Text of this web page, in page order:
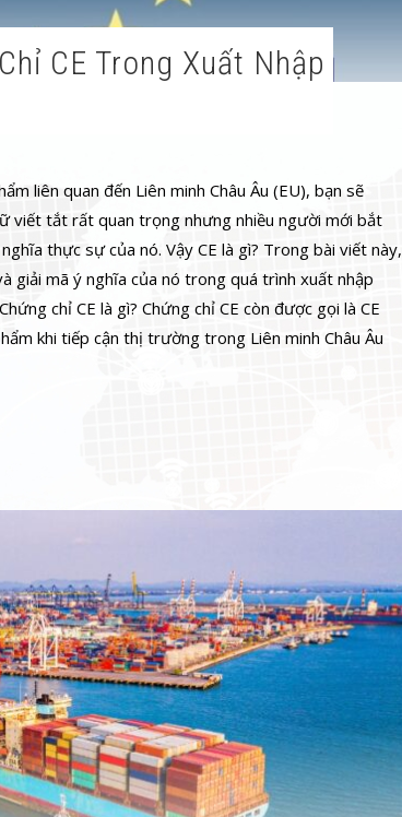
liên quan đến Liên minh Châu Âu (EU), bạn sẽ
viết tắt rất quan trọng nhưng nhiều người mới bắt
thực sự của nó. Vậy CE là gì? Trong bài viết này,
giải mã ý nghĩa của nó trong quá trình xuất nhập
chỉ CE là gì? Chứng chỉ CE còn được gọi là CE
khi tiếp cận thị trường trong Liên minh Châu Âu